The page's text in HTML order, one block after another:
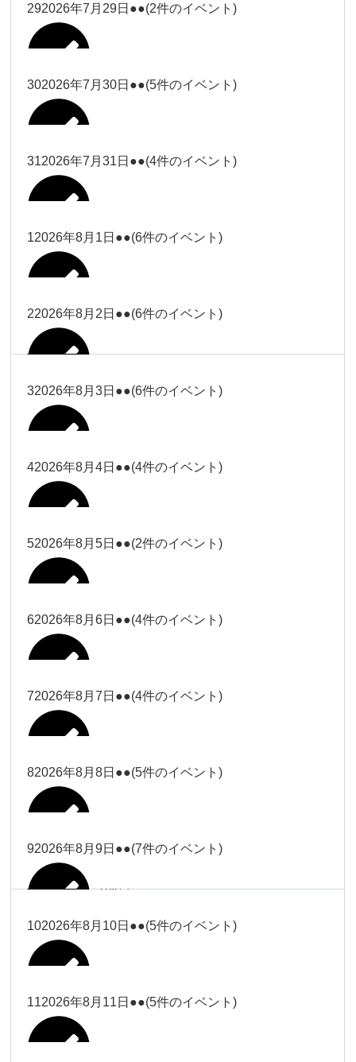
大西
小林
Close Close
小林
2026年7月27日
松本（9時
Close
松本（9時ー18時）
2026年7月27日
関谷（17-
Close
関谷（17-19時）
2026年7月27日
院長
院長
冨田（17
時）
Close Close
2026年7月28日
塩川
Close Close
塩川
2026年7月28日
大西（9時
ー18時）
大西（9時ー18時）
小林
Close
2026年7月28日
Close Close
武井
2026年7月28日
292026年7月29日 ●●(2件のイベント)
冨田
冨田
塩川
Close Close
塩川
2026年7月29日
302026年7月30日 ●●(5件のイベント)
冨田
冨田
塩川（9時
ー18時）
Close Close
塩川（9時ー18時）
2026年7月30日
Close
武井
2026年7月30日
関谷（17-
Close
関谷（17-19時）
2026年7月30日
院長
312026年7月31日 ●●(4件のイベント)
塩川
塩川
松本（9時
ー18時）
Close Close
松本（9時ー18時）
2026年7月31日
Close
武井
2026年7月31日
関谷（17-
Close
関谷（17-19時）
2026年7月31日
12026年8月1日 ●●(6件のイベント)
塩川（9時
Close Close
塩川（9時ー18時）
2026年8月1日
大西
Close Close
2026年8月1日
Close
小林
2026年8月1日
武井
武井
22026年8月2日 ●●(6件のイベント)
大西
大西
Close Close
小林
2026年8月2日
松本
松本
武井(9時ー
18時)
32026年8月3日 ●●(6件のイベント)
大西
大西
小林
Close Close
小林
2026年8月3日
松本（9時
Close
松本（9時ー18時）
2026年8月3日
42026年8月4日 ●●(4件のイベント)
冨田（17
時）
Close Close
2026年8月4日
大西（9時
ー18時）
Close Close
大西（9時ー18時）
2026年8月4日
小林
52026年8月5日 ●●(2件のイベント)
冨田
冨田
塩川
Close Close
塩川
2026年8月5日
62026年8月6日 ●●(4件のイベント)
冨田
冨田
Close Close
塩川
2026年8月6日
72026年8月7日 ●●(4件のイベント)
大西
大西
松本（9時
ー18時）
Close Close
82026年8月8日 ●●(5件のイベント)
大西（9時
Close Close
大西（9時ー18時）
2026年8月8日
92026年8月9日 ●●(7件のイベント)
塩川
塩川
102026年8月10日 ●●(5件のイベント)
小林
112026年8月11日 ●●(5件のイベント)